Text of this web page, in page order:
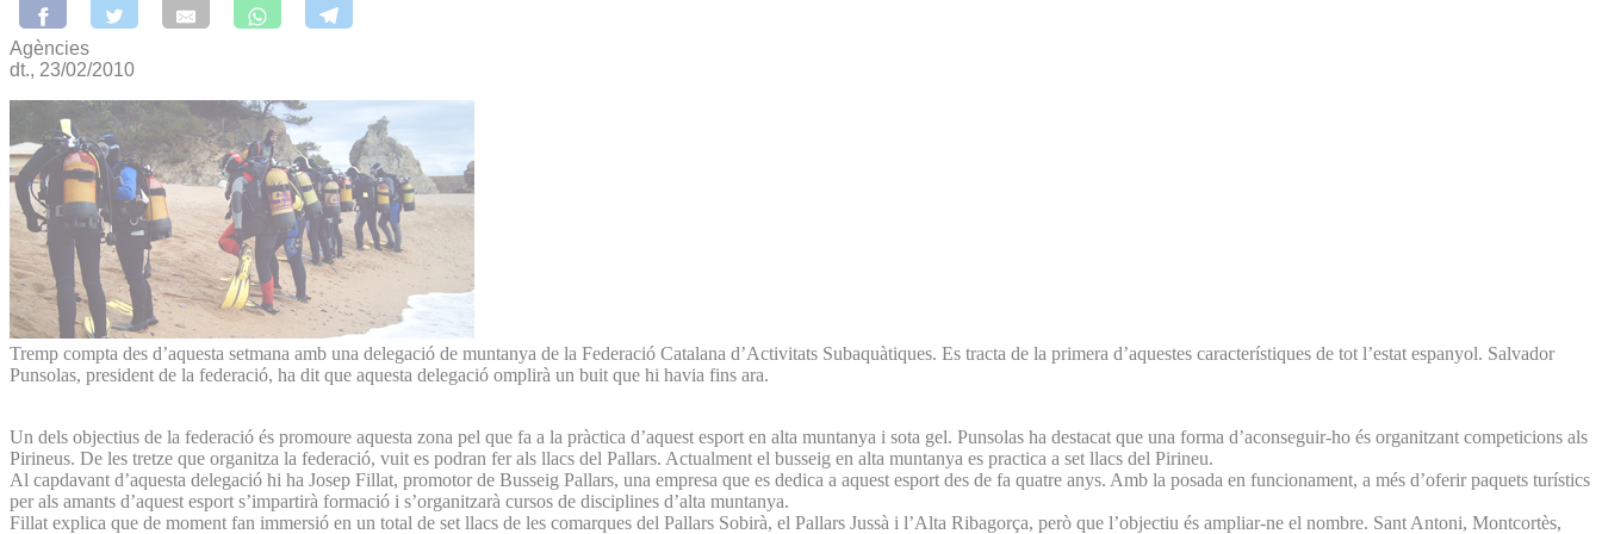
Agències
dt., 23/02/2010
Tremp compta des d’aquesta setmana amb una delegació de muntanya de la Federació Catalana d’Activitats Subaquàtiques. Es tracta de la primera d’aquestes característiques de tot l’estat espanyol. Salvador
Punsolas, president de la federació, ha dit que aquesta delegació omplirà un buit que hi havia fins ara.
Un dels objectius de la federació és promoure aquesta zona pel que fa a la pràctica d’aquest esport en alta muntanya i sota gel. Punsolas ha destacat que una forma d’aconseguir-ho és organitzant competicions als
Pirineus. De les tretze que organitza la federació, vuit es podran fer als llacs del Pallars. Actualment el busseig en alta muntanya es practica a set llacs del Pirineu.
Al capdavant d’aquesta delegació hi ha Josep Fillat, promotor de Busseig Pallars, una empresa que es dedica a aquest esport des de fa quatre anys. Amb la posada en funcionament, a més d’oferir paquets turístics
per als amants d’aquest esport s’impartirà formació i s’organitzarà cursos de disciplines d’alta muntanya.
Fillat explica que de moment fan immersió en un total de set llacs de les comarques del Pallars Sobirà, el Pallars Jussà i l’Alta Ribagorça, però que l’objectiu és ampliar-ne el nombre. Sant Antoni, Montcortès,